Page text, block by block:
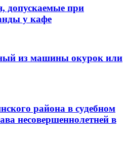
допускаемые при
у кафе
из машины окурок или
района в судебном
несовершеннолетней в